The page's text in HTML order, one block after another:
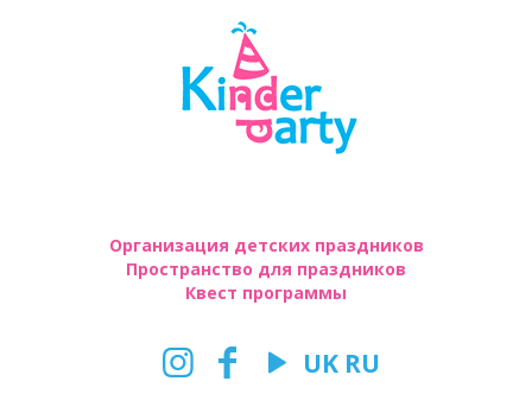
Организация детских праздников
Пространство для праздников
Квест программы
UK RU